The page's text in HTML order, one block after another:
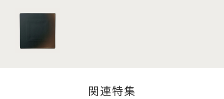
関連特集